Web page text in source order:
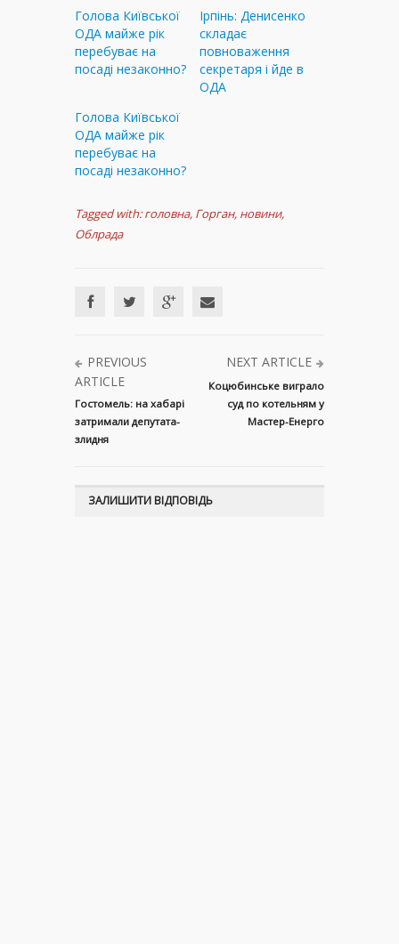
Голова Київської
ОДА майже рік
перебуває на
посаді незаконно?
Ірпінь: Денисенко
складає
повноваження
секретаря і йде в
ОДА
Голова Київської
ОДА майже рік
перебуває на
посаді незаконно?
Tagged with: головна, Горган, новини,
Облрада
PREVIOUS
ARTICLE
Гостомель: на хабарі
затримали депутата-
злидня
NEXT ARTICLE
Коцюбинське виграло
суд по котельням у
Мастер-Енерго
ЗАЛИШИТИ ВІДПОВІДЬ